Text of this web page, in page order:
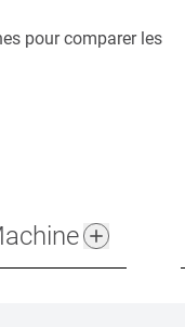
pour comparer les